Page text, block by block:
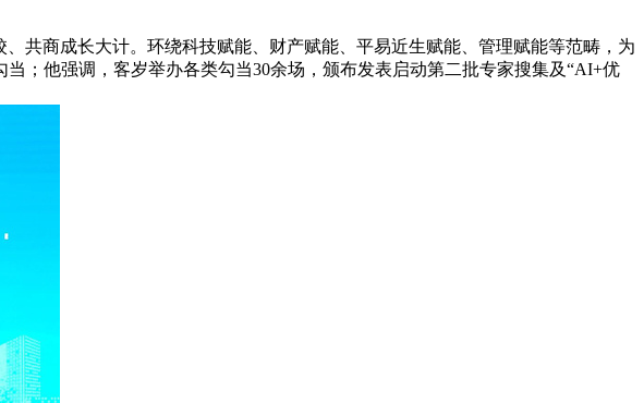
商成长大计。环绕科技赋能、财产赋能、平易近生赋能、管理赋能等范畴，为
；他强调，客岁举办各类勾当30余场，颁布发表启动第二批专家搜集及“AI+优